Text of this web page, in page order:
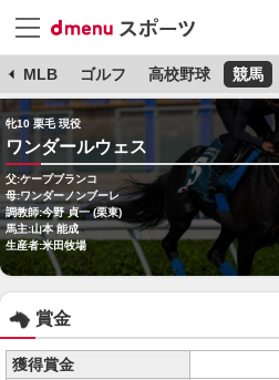
MLB ゴルフ 高校野球 競馬
牝10 栗毛 現役
ワンダールウェス
父:ケープブランコ
母:ワンダーノンブーレ
調教師:今野 貞一 (栗東)
馬主:山本 能成
生産者:米田牧場
賞金
獲得賞金